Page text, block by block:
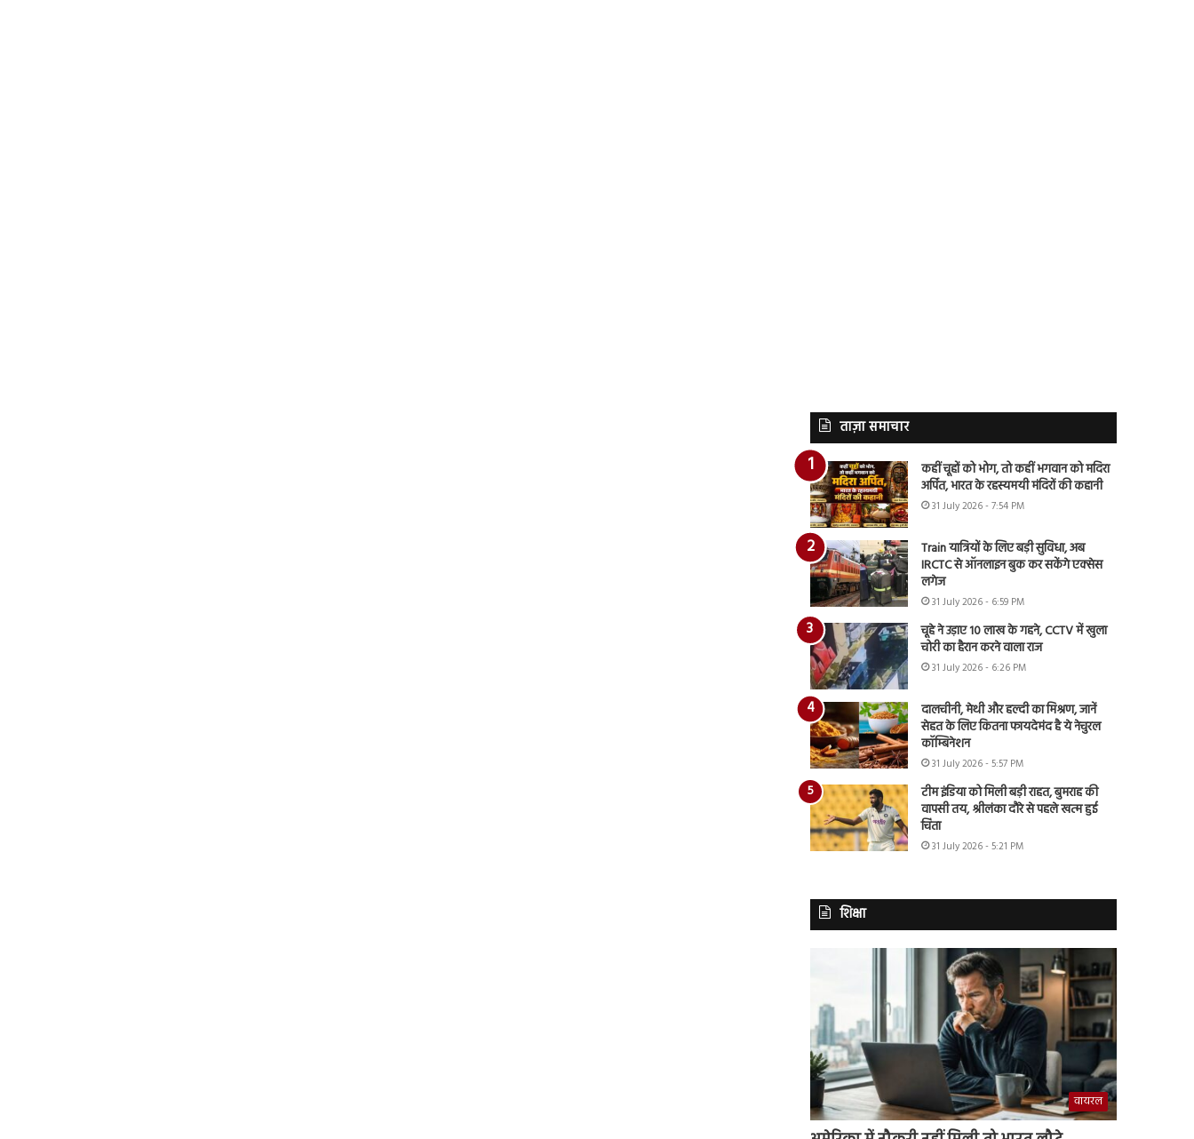
ताज़ा समाचार
कहीं चूहों को भोग, तो कहीं भगवान को मदिरा
अर्पित, भारत के रहस्यमयी मंदिरों की कहानी
31 July 2026 - 7:54 PM
Train यात्रियों के लिए बड़ी सुविधा, अब
IRCTC से ऑनलाइन बुक कर सकेंगे एक्सेस
लगेज
31 July 2026 - 6:59 PM
चूहे ने उड़ाए 10 लाख के गहने, CCTV में खुला
चोरी का हैरान करने वाला राज
31 July 2026 - 6:26 PM
दालचीनी, मेथी और हल्दी का मिश्रण, जानें
सेहत के लिए कितना फायदेमंद है ये नेचुरल
कॉम्बिनेशन
31 July 2026 - 5:57 PM
टीम इंडिया को मिली बड़ी राहत, बुमराह की
वापसी तय, श्रीलंका दौरे से पहले खत्म हुई
चिंता
31 July 2026 - 5:21 PM
शिक्षा
वायरल